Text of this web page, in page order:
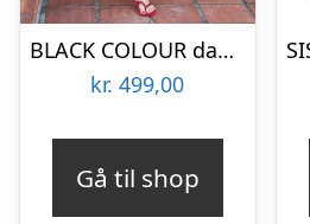
BLACK COLOUR dame skjorte BCALLY – Green
kr. 499,00
Gå til shop